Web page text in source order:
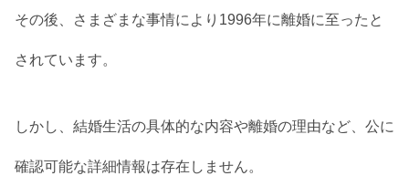
その後、さまざまな事情により1996年に離婚に至ったと
されています。
しかし、結婚生活の具体的な内容や離婚の理由など、公に
確認可能な詳細情報は存在しません。